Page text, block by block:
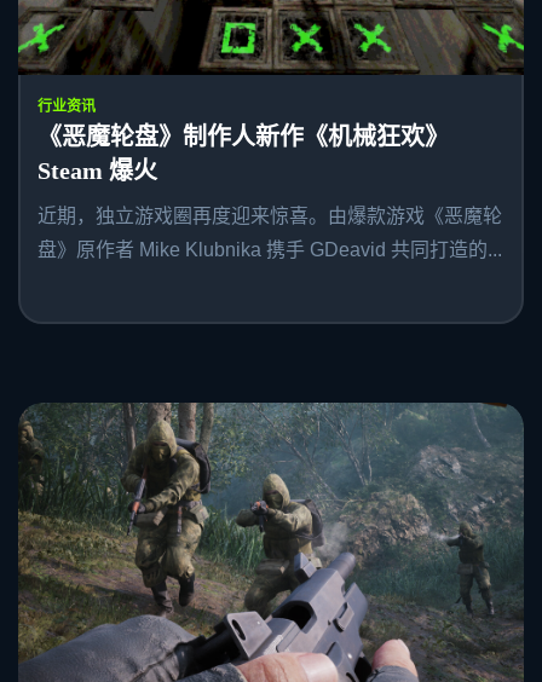
行业资讯
《恶魔轮盘》制作人新作《机械狂欢》
Steam 爆火
近期，独立游戏圈再度迎来惊喜。由爆款游戏《恶魔轮
盘》原作者 Mike Klubnika 携手 GDeavid 共同打造的...